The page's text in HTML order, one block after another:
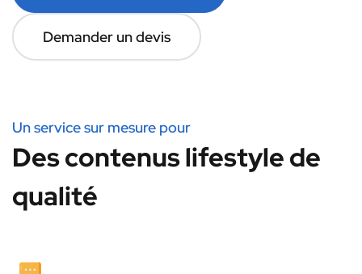
Demander un devis
Un service sur mesure pour
Des contenus lifestyle de
qualité